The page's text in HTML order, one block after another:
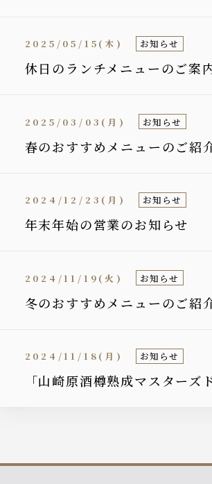
休日のランチメニューのご案
2025/05/15(木) お知らせ
春のおすすめメニューのご紹
2025/03/03(月) お知らせ
年末年始の営業のお知らせ
2024/12/23(月) お知らせ
冬のおすすめメニューのご紹
2024/11/19(火) お知らせ
「山崎原酒樽熟成マスターズ
2024/11/18(月) お知らせ